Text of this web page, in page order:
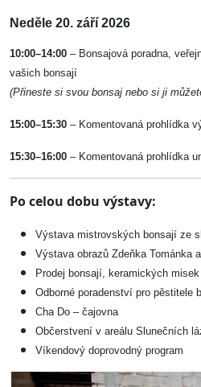
Neděle 20. září 2026
10:00–14:00 – Bonsajová poradna,
vašich bonsají
(Přineste si svou bonsaj nebo si ji
15:00–15:30 – Komentovaná prohlídka
15:30–16:00 – Komentovaná prohlídka
Po celou dobu výstavy:
Výstava mistrovských bonsají ze
Výstava obrazů Zdeňka Tománka
Prodej bonsají, keramických
Odborné poradenství pro pěstitele
Cha Do – čajovna
Občerstvení v areálu Slunečních
Víkendový doprovodný program